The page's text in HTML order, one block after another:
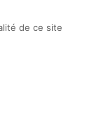
de ce site